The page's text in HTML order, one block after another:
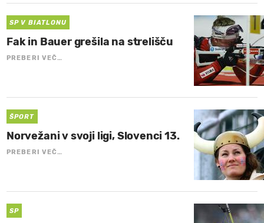
SP V BIATLONU
Fak in Bauer grešila na strelišču
PREBERI VEČ…
ŠPORT
Norvežani v svoji ligi, Slovenci 13.
PREBERI VEČ…
SP